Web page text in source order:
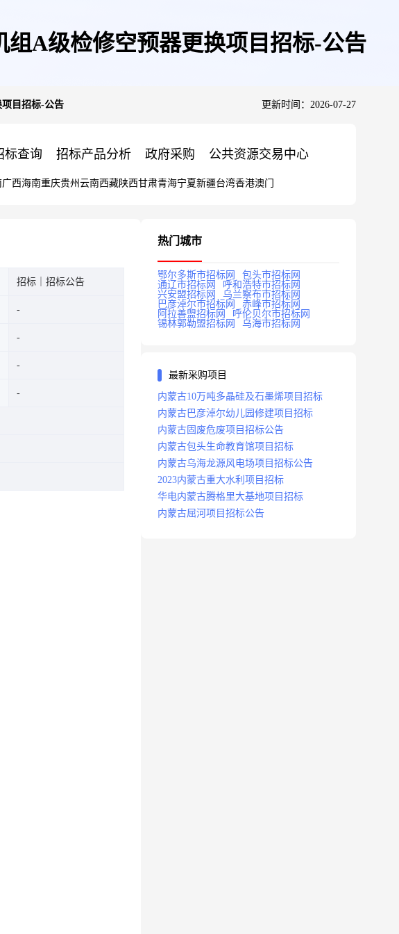
A级检修空预器更换项目招标-公告
目招标-公告 更新时间：2026-07-27
标查询 招标产品分析 政府采购 公共资源交易中心
广西海南重庆贵州 云南西藏陕西甘肃青海宁夏新疆台湾香港澳门
招标｜招标公告
热门城市
鄂尔多斯市招标网
包头市招标网
通辽市招标网
呼和浩特市招标网
兴安盟招标网
乌兰察布市招标网
巴彦淖尔市招标网
赤峰市招标网
阿拉善盟招标网
呼伦贝尔市招标网
锡林郭勒盟招标网
乌海市招标网
最新采购项目
内蒙古10万吨多晶硅及石墨烯项目招标
内蒙古巴彦淖尔幼儿园修建项目招标
内蒙古固废危废项目招标公告
内蒙古包头生命教育馆项目招标
内蒙古乌海龙源风电场项目招标公告
2023内蒙古重大水利项目招标
华电内蒙古腾格里大基地项目招标
内蒙古屈河项目招标公告